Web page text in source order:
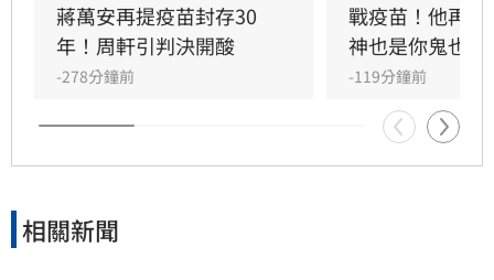
展，在台上大言不慚嘲諷詐騙受害者「愚痴、無
知」，對比其惡行顯得極度諷刺。陳昱瑄無視政
府當時多次警告，利用法律專業設局詐財，行徑
引發全台網友齊聲撻伐。目前台中地檢署已依法
提起公訴，案件正由法院嚴審中，這位「黑心律
師」的雙面人行徑也成為社會討論焦點。
蔣萬安再提疫苗封存30
年！周軒引判決開酸
-278分鐘前
戰疫苗！他再
神也是你鬼也是
-119分鐘前
相關新聞